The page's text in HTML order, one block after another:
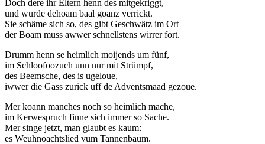
Doch dere ihr Eltern henn des mitgekriggt,
und wurde dehoam baal goanz verrickt.
Sie schäme sich so, des gibt Geschwätz im Ort
der Boam muss awwer schnellstens wirrer fort.
Drumm henn se heimlich moijends um fünf,
im Schloofoozuch unn nur mit Strümpf,
des Beemsche, des is ugeloue,
iwwer die Gass zurick uff de Adventsmaad gezoue.
Mer koann manches noch so heimlich mache,
im Kerwespruch finne sich immer so Sache.
Mer singe jetzt, man glaubt es kaum:
es Weuhnoachtslied vum Tannenbaum.